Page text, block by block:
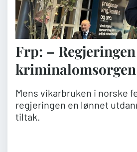
Frp: –
kriminalomsorgen
Mens vikarbruken i norske
regjeringen en lønnet
tiltak.